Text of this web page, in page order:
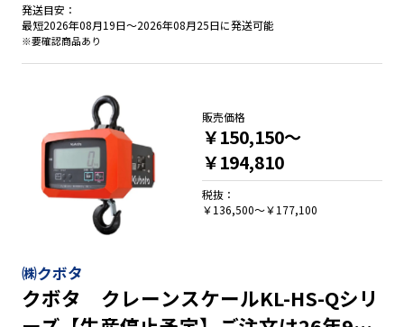
発送目安：
最短2026年08月19日～2026年08月25日に発送可能
※要確認商品あり
㈱クボタ
クボタ クレーンスケールKL-HS-Qシリ
販売価格
￥150,150～
￥194,810
税抜：
￥136,500～￥177,100